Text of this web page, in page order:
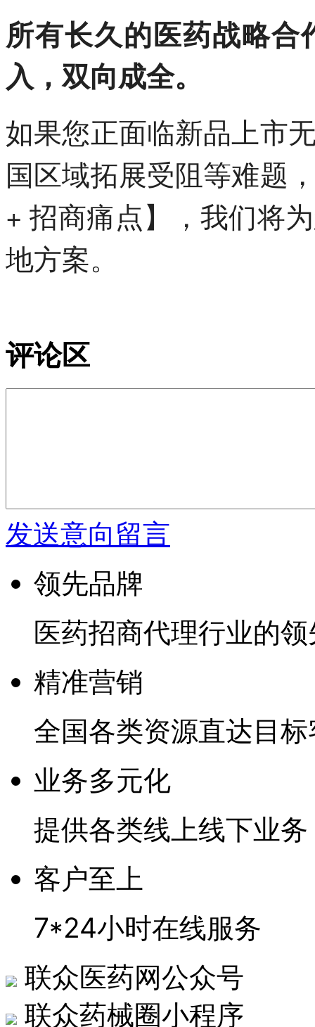
所有长久的医药战略
入，双向成全。
如果您正面临新品上市
国区域拓展受阻等难题
+ 招商痛点】，我们将
地方案。
评论区
发送意向留言
领先品牌
医药招商代理行业的
精准营销
全国各类资源直达目
业务多元化
提供各类线上线下业务
客户至上
7*24小时在线服务
联众医药网公众号
联众药械圈小程序